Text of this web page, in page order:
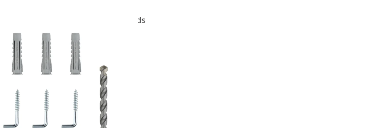
EasyKits. Fixations accesoires lourds